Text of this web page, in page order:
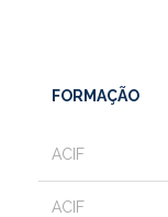
FORMAÇÃO
ACIF
ACIF